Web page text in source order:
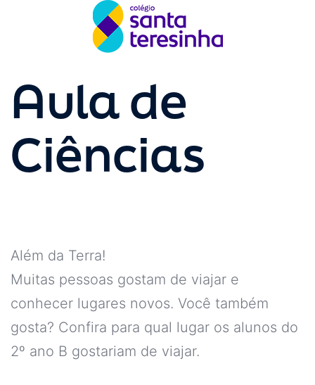
Aula de
Ciências
Além da Terra!
Muitas pessoas gostam de viajar e
conhecer lugares novos. Você também
gosta? Confira para qual lugar os alunos do
2º ano B gostariam de viajar.